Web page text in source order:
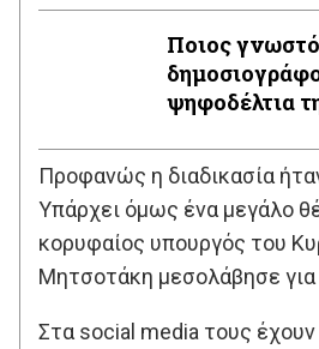
Ποιος
ψηφοδέλτια
Προφανώς η διαδικασία
Υπάρχει όμως ένα μεγάλο
κορυφαίος υπουργός του
Μητσοτάκη μεσολάβησε για
Στα social media τους